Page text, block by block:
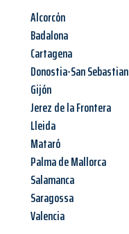
Alcorcón
Badalona
Cartagena
Donostia-San Sebastian
Gijón
Jerez de la Frontera
Lleida
Mataró
Palma de Mallorca
Salamanca
Saragossa
Valencia